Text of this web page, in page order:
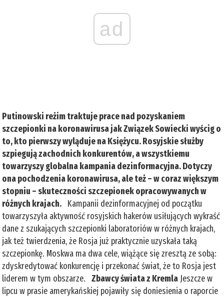
ad
Putinowski reżim traktuje prace nad pozyskaniem
szczepionki na koronawirusa jak Związek Sowiecki wyścig o
to, kto pierwszy wyląduje na Księżycu. Rosyjskie służby
szpiegują zachodnich konkurentów, a wszystkiemu
towarzyszy globalna kampania dezinformacyjna. Dotyczy
ona pochodzenia koronawirusa, ale też – w coraz większym
stopniu – skuteczności szczepionek opracowywanych w
różnych krajach. Kampanii dezinformacyjnej od początku
towarzyszyła aktywność rosyjskich hakerów usiłujących wykraść
dane z szukających szczepionki laboratoriów w różnych krajach,
jak też twierdzenia, że Rosja już praktycznie uzyskała taką
szczepionkę. Moskwa ma dwa cele, wiążące się zresztą ze sobą:
zdyskredytować konkurencję i przekonać świat, że to Rosja jest
liderem w tym obszarze.Zbawcy świata z Kremla Jeszcze w
lipcu w prasie amerykańskiej pojawiły się doniesienia o raporcie